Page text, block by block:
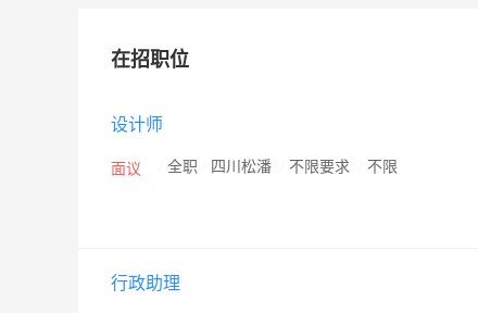
在招职位
设计师
面议 全职 四川松潘 不限要求 不限
行政助理